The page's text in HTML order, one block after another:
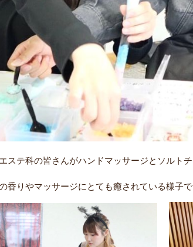
ステ科の皆さんがハンドマッサージとソルト
香りやマッサージにとても癒されている様子